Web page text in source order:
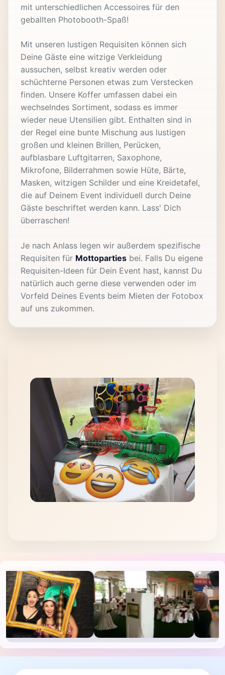
mit unterschiedlichen Accessoires für den
geballten Photobooth-Spaß!
Mit unseren lustigen Requisiten können sich
Deine Gäste eine witzige Verkleidung
aussuchen, selbst kreativ werden oder
schüchterne Personen etwas zum Verstecken
finden. Unsere Koffer umfassen dabei ein
wechselndes Sortiment, sodass es immer
wieder neue Utensilien gibt. Enthalten sind in
der Regel eine bunte Mischung aus lustigen
großen und kleinen Brillen, Perücken,
aufblasbare Luftgitarren, Saxophone,
Mikrofone, Bilderrahmen sowie Hüte, Bärte,
Masken, witzigen Schilder und eine Kreidetafel,
die auf Deinem Event individuell durch Deine
Gäste beschriftet werden kann. Lass' Dich
überraschen!
Je nach Anlass legen wir außerdem spezifische
Requisiten für Mottoparties bei. Falls Du eigene
Requisiten-Ideen für Dein Event hast, kannst Du
natürlich auch gerne diese verwenden oder im
Vorfeld Deines Events beim Mieten der Fotobox
auf uns zukommen.